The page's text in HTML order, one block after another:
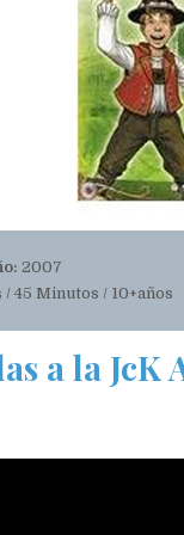
2007
45 Minutos / 10+años
a la JcK